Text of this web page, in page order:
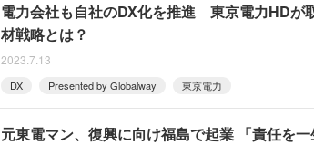
電力会社も自社のDX化を推進 東京電力HDが
材戦略とは？
2023.7.13
DX Presented by Globalway 東京電力
元東電マン、復興に向け福島で起業 「責任を